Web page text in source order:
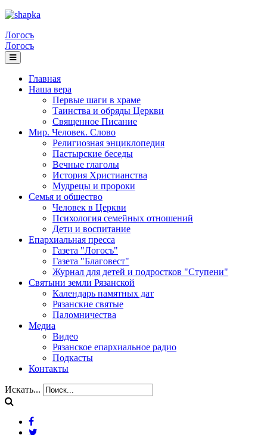
Логосъ
Логосъ
Главная
Наша вера
Первые шаги в храме
Таинства и обряды Церкви
Священное Писание
Мир. Человек. Слово
Религиозная энциклопедия
Пастырские беседы
Вечные глаголы
История Христианства
Мудрецы и пророки
Семья и общество
Человек в Церкви
Психология семейных отношений
Дети и воспитание
Епархиальная пресса
Газета "Логосъ"
Газета "Благовест"
Журнал для детей и подростков "Ступени"
Святыни земли Рязанской
Календарь памятных дат
Рязанские святые
Паломничества
Медиа
Видео
Рязанское епархиальное радио
Подкасты
Контакты
Искать...